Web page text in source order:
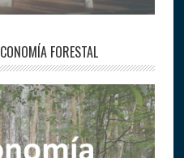
FORESTAL